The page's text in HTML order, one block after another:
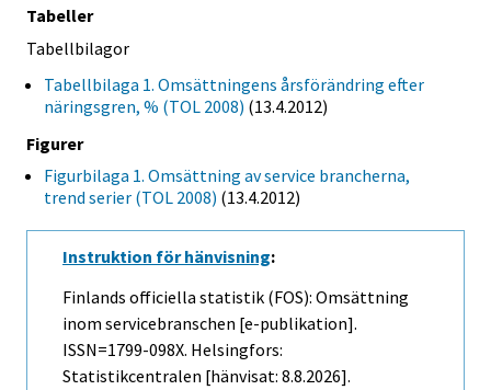
Tabeller
Tabellbilagor
Tabellbilaga 1. Omsättningens årsförändring efter
näringsgren, % (TOL 2008) (13.4.2012)
Figurer
Figurbilaga 1. Omsättning av service brancherna,
trend serier (TOL 2008) (13.4.2012)
Instruktion för hänvisning:
Finlands officiella statistik (FOS): Omsättning
inom servicebranschen [e-publikation].
ISSN=1799-098X. Helsingfors:
Statistikcentralen [hänvisat: 8.8.2026].